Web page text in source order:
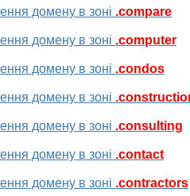
домену в зоні .compare
домену в зоні .computer
домену в зоні .condos
домену в зоні
домену в зоні .consulting
домену в зоні .contact
домену в зоні .contractors